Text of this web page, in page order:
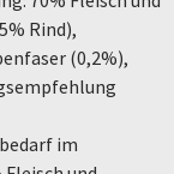
Rind),
(0,2%),
im